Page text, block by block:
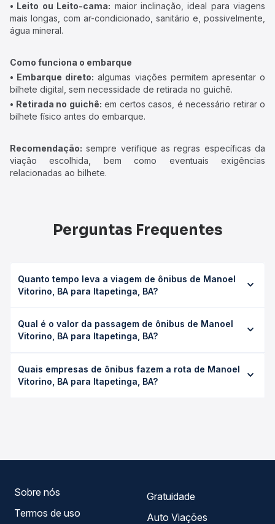
• Leito ou Leito-cama: maior inclinação, ideal para viagens
mais longas, com ar-condicionado, sanitário e, possivelmente,
água mineral.
Como funciona o embarque
• Embarque direto: algumas viações permitem apresentar o
bilhete digital, sem necessidade de retirada no guichê.
• Retirada no guichê: em certos casos, é necessário retirar o
bilhete físico antes do embarque.
Recomendação: sempre verifique as regras específicas da
viação escolhida, bem como eventuais exigências
relacionadas ao bilhete.
Perguntas Frequentes
Quanto tempo leva a viagem de ônibus de Manoel
Vitorino, BA para Itapetinga, BA?
Itapetinga, BA leva em média 4h 31min, podendo variar
conforme a viação, o tipo de serviço (convencional,
duração exata de cada opção na data desejada.
Qual é o valor da passagem de ônibus de Manoel
Vitorino, BA para Itapetinga, BA?
para Itapetinga, BA custa em média R$ 88,54 e varia
conforme a data da viagem, a empresa, o tipo de poltrona
Quais empresas de ônibus fazem a rota de Manoel
Vitorino, BA para Itapetinga, BA?
Sobre nós
Termos de uso
Gratuidade
Auto Viações